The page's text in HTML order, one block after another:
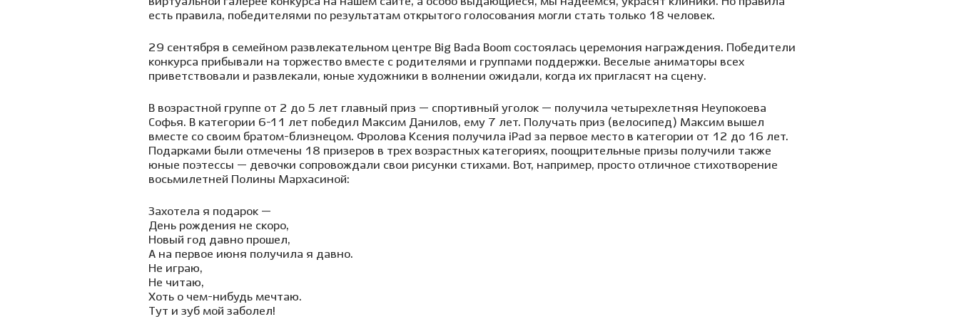
есть правила, победителями по результатам открытого голосования могли стать только 18 человек.
29 сентября в семейном развлекательном центре Big Bada Boom состоялась церемония награждения. Победители
конкурса прибывали на торжество вместе с родителями и группами поддержки. Веселые аниматоры всех
приветствовали и развлекали, юные художники в волнении ожидали, когда их пригласят на сцену.
В возрастной группе от 2 до 5 лет главный приз — спортивный уголок — получила четырехлетняя Неупокоева
Софья. В категории 6-11 лет победил Максим Данилов, ему 7 лет. Получать приз (велосипед) Максим вышел
вместе со своим братом-близнецом. Фролова Ксения получила iPad за первое место в категории от 12 до 16 лет.
Подарками были отмечены 18 призеров в трех возрастных категориях, поощрительные призы получили также
юные поэтессы — девочки сопровождали свои рисунки стихами. Вот, например, просто отличное стихотворение
восьмилетней Полины Мархасиной:
Захотела я подарок —
День рождения не скоро,
Новый год давно прошел,
А на первое июня получила я давно.
Не играю,
Не читаю,
Хоть о чем-нибудь мечтаю.
Тут и зуб мой заболел!